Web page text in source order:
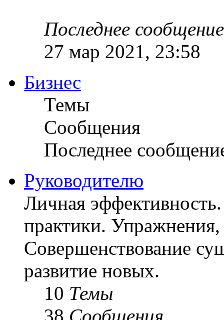
Последнее сообщение
27 мар 2021, 23:58
Бизнес
Темы
Сообщения
Последнее
Руководителю
Личная
практики.
Совершенствование
развитие новых.
10 Темы